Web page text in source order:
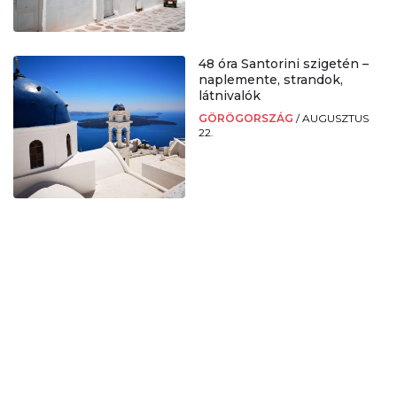
48 óra Santorini szigetén –
naplemente, strandok,
látnivalók
GÖRÖGORSZÁG /AUGUSZTUS
22.